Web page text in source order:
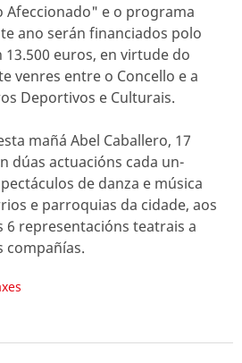
Afeccionado" e o programa
ano serán financiados polo
euros, en virtude do
venres entre o Concello e a
Deportivos e Culturais.
mañá Abel Caballero, 17
dúas actuacións cada un-
de danza e música
e parroquias da cidade, aos
6 representacións teatrais a
compañías.